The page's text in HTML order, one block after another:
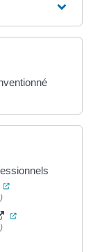
(ouverture dans
(ouverture dans
dans un